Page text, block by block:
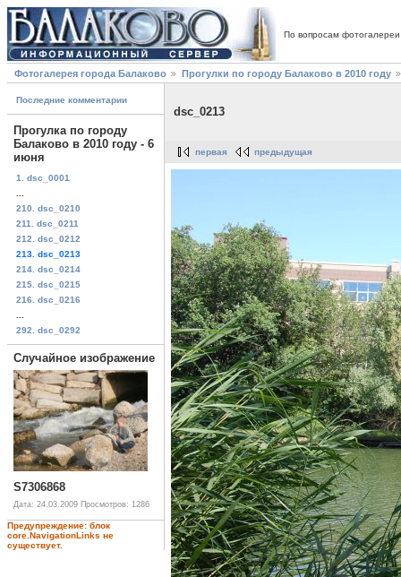
По вопросам
Фотогалерея города Балаково Прогулки по городу Балаково в 2010 году
Последние комментарии
Прогулка по городу
Балаково в 2010 году - 6
июня
1. dsc_0001
210. dsc_0210
211. dsc_0211
212. dsc_0212
213. dsc_0213
214. dsc_0214
215. dsc_0215
216. dsc_0216
292. dsc_0292
Случайное изображение
S7306868
Дата: 24.03.2009 Просмотров: 1286
Предупреждение: блок
core.NavigationLinks не
существует.
dsc_0213
первая предыдущая